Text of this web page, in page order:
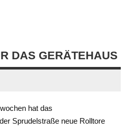
DAS GERÄTEHAUS
hat das
Sprudelstraße neue Rolltore